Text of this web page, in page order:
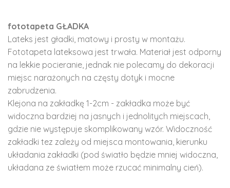
fototapeta GŁADKA
Lateks jest gładki, matowy i prosty w montażu.
Fototapeta lateksowa jest trwała. Materiał jest odporny
na lekkie pocieranie, jednak nie polecamy do dekoracji
miejsc narażonych na częsty dotyk i mocne
zabrudzenia.
Klejona na zakładkę 1-2cm - zakładka może być
widoczna bardziej na jasnych i jednolitych miejscach,
gdzie nie występuje skomplikowany wzór. Widoczność
zakładki tez zależy od miejsca montowania, kierunku
układania zakładki (pod światło będzie mniej widoczna,
układana ze światłem może rzucać minimalny cień).